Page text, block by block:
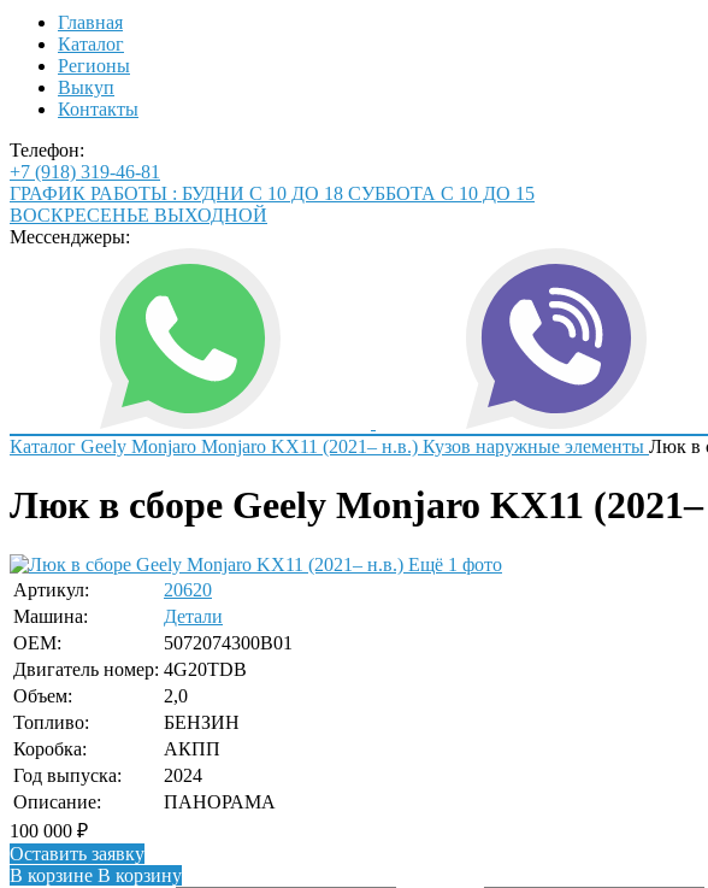
Главная
Каталог
Регионы
Выкуп
Контакты
Телефон:
+7 (918) 319-46-81
ГРАФИК РАБОТЫ : БУДНИ С 10 ДО 18 СУББОТА С 10 ДО 15
ВОСКРЕСЕНЬЕ ВЫХОДНОЙ
Мессенджеры:
Каталог Geely Monjaro Monjaro KX11 (2021– н.в.) Кузов наружные элементы Люк в
Люк в сборе Geely Monjaro KX11
Ещё 1 фото
Артикул:
20620
Машина:
Детали
OEM:
5072074300B01
Двигатель номер: 4G20TDB
Объем:
2,0
Топливо:
БЕНЗИН
Коробка:
АКПП
Год выпуска:
2024
Описание:
ПАНОРАМА
100 000 ₽
Оставить заявку
В корзине В корзину